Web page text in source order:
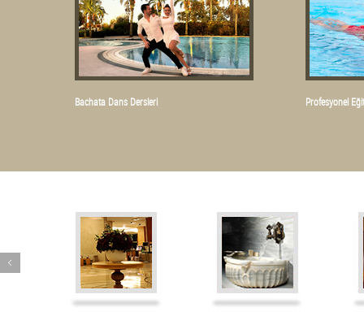
Bachata Dans Dersleri Profesyonel